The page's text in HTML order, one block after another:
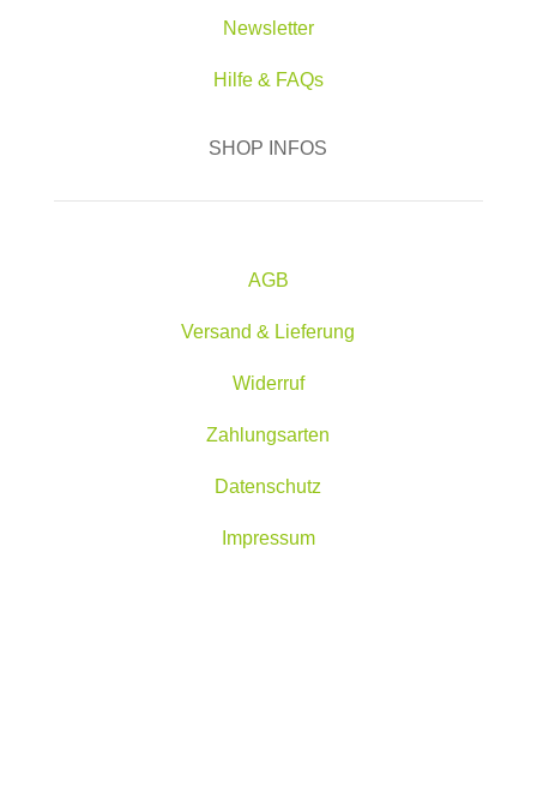
Newsletter
Hilfe & FAQs
SHOP INFOS
AGB
Versand & Lieferung
Widerruf
Zahlungsarten
Datenschutz
Impressum